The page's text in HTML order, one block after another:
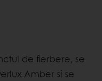
de fierbere, se
Amber si se